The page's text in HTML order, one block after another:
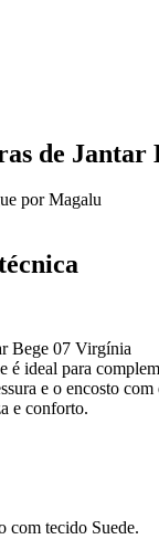
de
por Magalu
Bege 07 Virgínia
ideal para
e o encosto
e conforto.
com tecido Suede.